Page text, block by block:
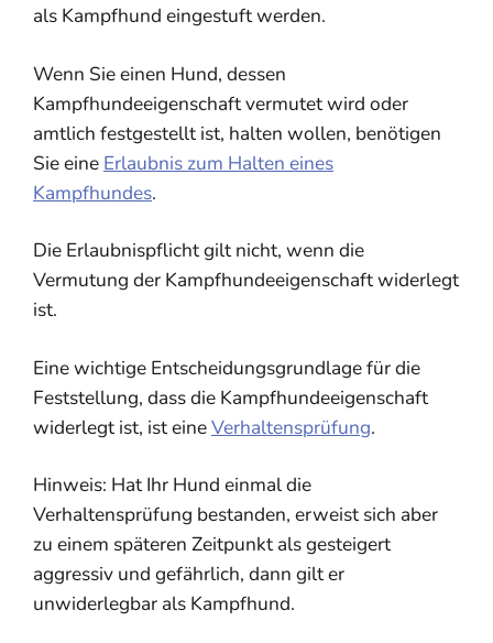
als Kampfhund eingestuft werden.
Wenn Sie einen Hund, dessen
Kampfhundeeigenschaft vermutet wird oder
amtlich festgestellt ist, halten wollen, benötigen
Sie eine Erlaubnis zum Halten eines
Kampfhundes.
Die Erlaubnispflicht gilt nicht, wenn die
Vermutung der Kampfhundeeigenschaft widerlegt
ist.
Eine wichtige Entscheidungsgrundlage für die
Feststellung, dass die Kampfhundeeigenschaft
widerlegt ist, ist eineVerhaltensprüfung.
Hinweis: Hat Ihr Hund einmal die
Verhaltensprüfung bestanden, erweist sich aber
zu einem späteren Zeitpunkt als gesteigert
aggressiv und gefährlich, dann gilt er
unwiderlegbar als Kampfhund.